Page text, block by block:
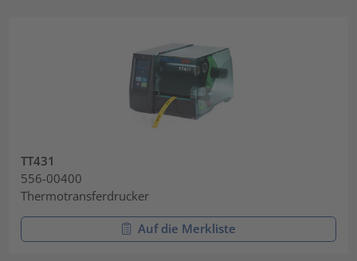
TT431
556-00400
Thermotransferdrucker
Auf die Merkliste